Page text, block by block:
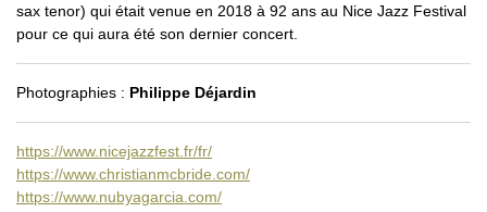
sax tenor) qui était venue en 2018 à 92 ans au Nice Jazz Festival
pour ce qui aura été son dernier concert.
Photographies : Philippe Déjardin
https://www.nicejazzfest.fr/fr/
https://www.christianmcbride.com/
https://www.nubyagarcia.com/